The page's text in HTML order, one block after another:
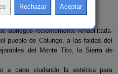
labriegos recientemente rehabilitada-
pueblo de Colungo, a las faldas del
del Monte Tito, la Sierra de
a cabo ciudando la estética para